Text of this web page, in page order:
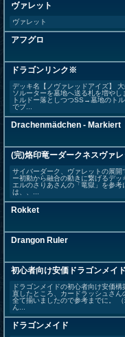
ヴァレット
ヴァレット
アフグロ
ドラゴンリンク※
デッキ名【ノヴァレッドアイズ】
ソルーターを墓地へ送る札を増や
トルドー落としつつSS→墓地のト
でブ...
Drachenmädchen - Markiert
(完)烙印竜ーダークネスヴァレ
サイバーダーク、ヴァレットの展
ー初動から融合の動きに繋げるデ
エルのさりあさんの「竜獄」を参
は、、...
Rokket
Drangon Ruler
初心者向け安価ドラゴンメイド
ドラゴンメイドの初心者向け安価
直したところ、カードラッシュさ
全て揃いましたので参考までに。
ん...
ドラゴンメイド